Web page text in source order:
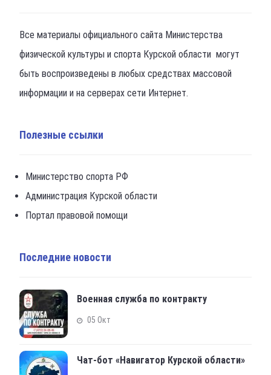
Все материалы официального сайта Министерства
физической культуры и спорта Курской области могут
быть воспроизведены в любых средствах массовой
информации и на серверах сети Интернет.
Полезные ссылки
Министерство спорта РФ
Администрация Курской области
Портал правовой помощи
Последние новости
Военная служба по контракту
05 Окт
Чат-бот «Навигатор Курской области»